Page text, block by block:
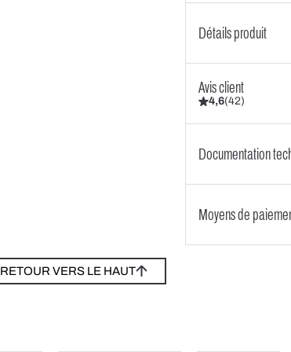
Détails produit
Avis client
4,6(42)
Documentation
Moyens de
RETOUR VERS LE HAUT